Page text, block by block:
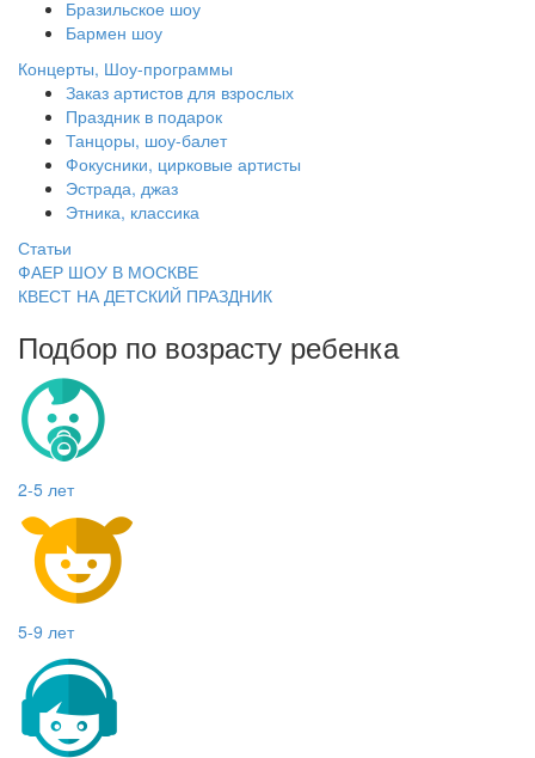
Бразильское шоу
Бармен шоу
Концерты, Шоу-программы
Заказ артистов для взрослых
Праздник в подарок
Танцоры, шоу-балет
Фокусники, цирковые артисты
Эстрада, джаз
Этника, классика
Статьи
ФАЕР ШОУ В МОСКВЕ
КВЕСТ НА ДЕТСКИЙ ПРАЗДНИК
Подбор по возрасту ребенка
2-5 лет
5-9 лет